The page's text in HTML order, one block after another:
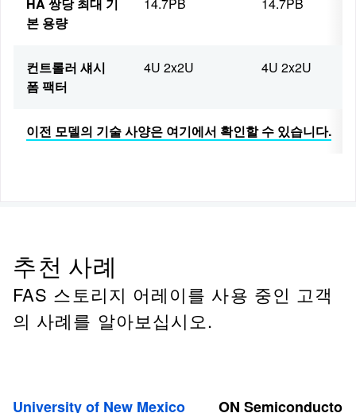
HA 쌍당 최대 기
본 용량
14.7PB 14.7PB
컨트롤러 섀시
폼 팩터
4U 2x2U 4U 2x2U
이전 모델의 기술 사양은 여기에서 확인할 수 있습니다.
추천 사례
FAS 스토리지 어레이를 사용 중인 고객
의 사례를 알아보십시오.
University of New Mexico ON Semiconductor